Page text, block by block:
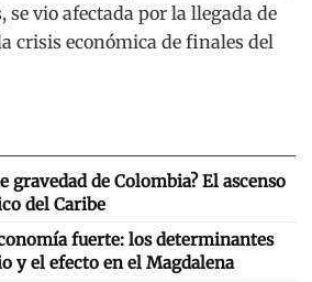
se vio afectada por la llegada de
crisis económica de finales del
gravedad de Colombia? El ascenso
del Caribe
fuerte: los determinantes
y el efecto en el Magdalena